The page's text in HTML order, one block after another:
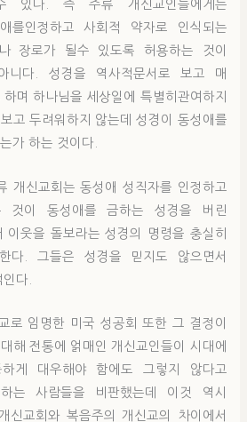
있다. 즉 주류 개신교인들에게는
를인정하고 사회적 약자로 인식되는
장로가 될수 있도록 허용하는 것이
니다. 성경을 역사적문서로 보고 매
며 하나님을 세상일에 특별히관여하지
보고 두려워하지 않는데 성경이 동성애를
가 하는 것이다.
개신교회는 동성애 성직자를 인정하고
것이 동성애를 금하는 성경을 버린
이웃을 돌보라는 성경의 명령을 충실히
다. 그들은 성경을 믿지도 않으면서
다.
로 임명한 미국 성공회 또한 그 결정이
해 전통에 얽매인 개신교인들이 시대에
하게 대우해야 함에도 그렇지 않다고
는 사람들을 비판했는데 이것 역시
신교회와 복음주의 개신교의 차이에서